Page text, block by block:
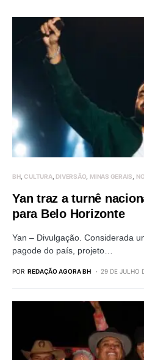
BH CULTURA DIVERSÃO MINAS GERAIS
Yan traz a turnê
para Belo Horizonte
Yan – Divulgação. Considerada
pagode do país, projeto…
POR REDAÇÃO AGORA BH 29 DE JULHO